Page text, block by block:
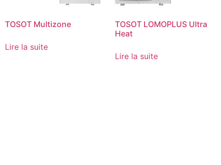
TOSOT Multizone
Lire la suite
TOSOT LOMOPLUS Ultra
Heat
Lire la suite